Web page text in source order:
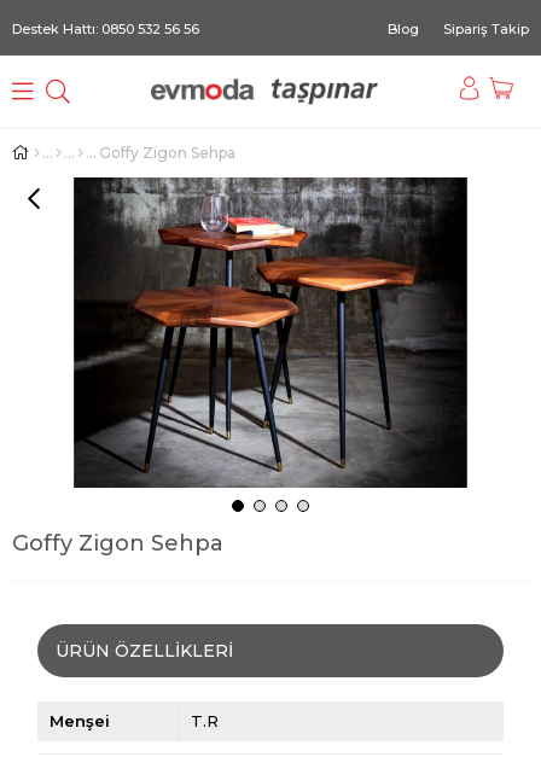
Destek Hattı: 0850 532 56 56 Blog Sipariş Takip
Goffy Zigon Sehpa
Goffy Zigon Sehpa
ÜRÜN ÖZELLIKLERI
Menşei T.R